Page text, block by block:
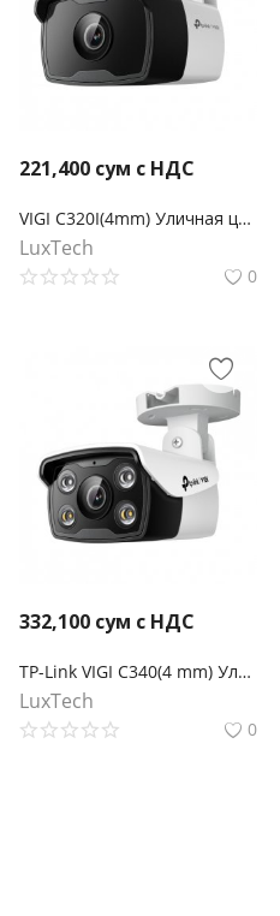
221,400 сум с НДС
VIGI C320I(4mm) Уличная цилиндрическая IP-камера 2МП с ИК-подсветкой
LuxTech
0
332,100 сум с НДС
TP-Link VIGI C340(4 mm) Уличная цилиндрическая камера 4 Мп с цветным ночным видением
LuxTech
0